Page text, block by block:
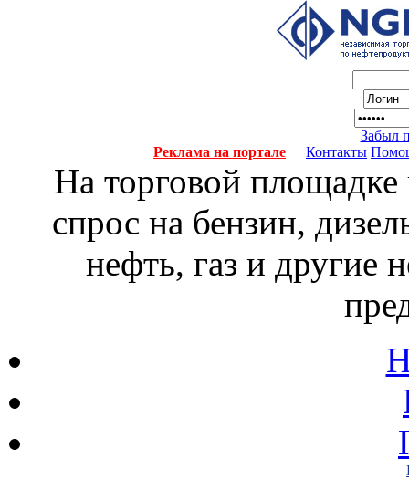
Забыл
Реклама на портале
Контакты
На торговой
спрос на бензин,
нефть, газ и другие